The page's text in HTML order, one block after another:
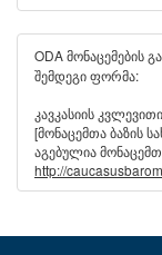
ODA მონაცემების
შემდეგი ფორმა:
კავკასიის
[მონაცემთა ბაზის
აგებულია
http://